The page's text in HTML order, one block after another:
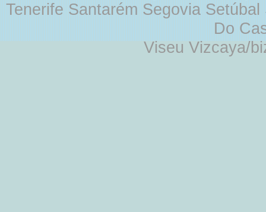
Tenerife Santarém Segovia
Do
Viseu Vizcaya/